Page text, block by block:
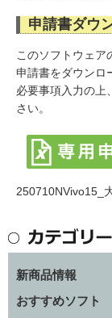
申請書ダウ
このソフトウェア
申請書をダウンロ
必要事項入力の上
さい。
250710NVivo15_
新商品情報
おすすめソフト